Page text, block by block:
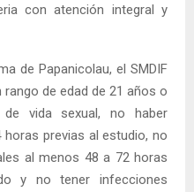
con atención integral y
de Papanicolau, el SMDIF
de edad de 21 años o
vida sexual, no haber
previas al estudio, no
al menos 48 a 72 horas
y no tener infecciones